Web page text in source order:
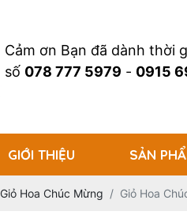
Cảm ơn Bạn đã dành thời
số 078 777 5979 - 0915
GIỚI THIỆU SẢN
Giỏ Hoa Chúc Mừng Giỏ Hoa